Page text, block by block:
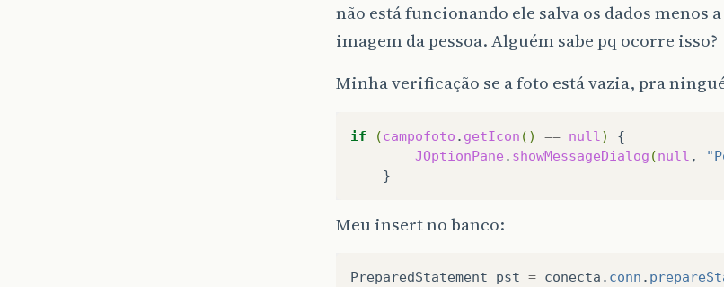
não está funcionando ele salva os dados menos
imagem da pessoa. Alguém sabe pq ocorre isso?
Minha verificação se a foto está vazia, pra
if (campofoto . getIcon () == null )
JOptionPane . showMessageDialog (null ,
Meu insert no banco:
PreparedStatement pst = conecta . conn .